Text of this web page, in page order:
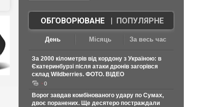
ОБГОВОРЮВАНЕ| ПОПУЛЯРНЕ
День Місяць За весь час
За 2000 кілометрів від кордону з Україною: в
Єкатеринбурзі після атаки дронів загорівся
склад Wildberries. ФОТО. ВІДЕО
0
Ворог завдав комбінованого удару по Сумах,
двоє поранених. Ще десятеро постраждали